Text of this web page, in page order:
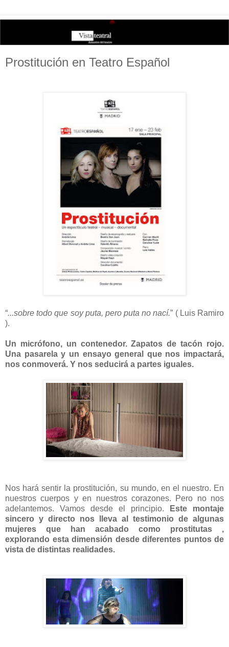
Prostitución en Teatro Español
“...sobre todo que soy puta, pero puta no nací.” ( Luis Ramiro
).
Un micrófono, un contenedor. Zapatos de tacón rojo.
Una pasarela y un ensayo general que nos impactará,
nos conmoverá. Y nos seducirá a partes iguales.
Nos hará sentir la prostitución, su mundo, en el nuestro. En
nuestros cuerpos y en nuestros corazones. Pero no nos
adelantemos. Vamos desde el principio.
Este montaje
sincero y directo nos lleva al testimonio de algunas
mujeres que han acabado como prostitutas ,
explorando esta dimensión desde diferentes puntos de
vista de distintas realidades.